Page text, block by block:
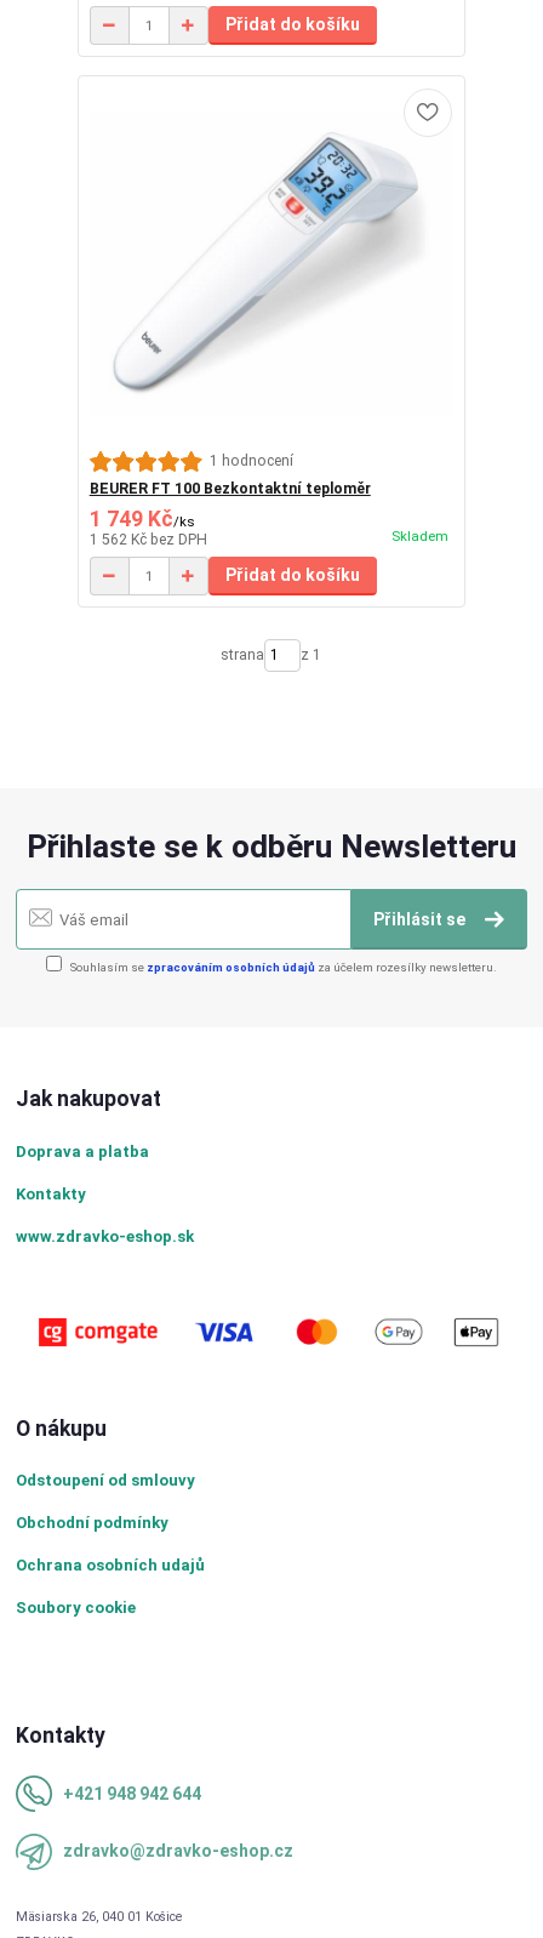
Přidat do košíku
1 hodnocení
BEURER FT 100 Bezkontaktní teploměr
1 749 Kč/ks
1 562 Kč bez DPH Skladem
Přidat do košíku
strana z 1
Přihlaste se k odběru Newsletteru
Přihlásit se
Souhlasím se zpracováním osobních údajů za účelem rozesílky newsletteru.
Jak nakupovat
Doprava a platba
Kontakty
www.zdravko-eshop.sk
O nákupu
Odstoupení od smlouvy
Obchodní podmínky
Ochrana osobních udajů
Soubory cookie
Kontakty
+421 948 942 644
zdravko@zdravko-eshop.cz